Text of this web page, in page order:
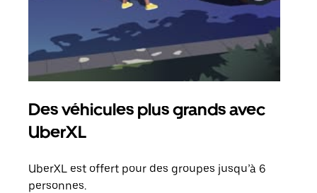
Des véhicules plus grands avec
UberXL
UberXL est offert pour des groupes jusqu’à 6
personnes.